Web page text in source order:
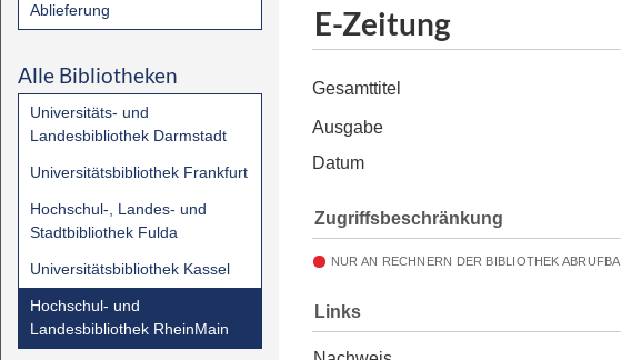
Ablieferung
Alle Bibliotheken
Universitäts- und
Landesbibliothek Darmstadt
Universitätsbibliothek Frankfurt
Hochschul-, Landes- und
Stadtbibliothek Fulda
Universitätsbibliothek Kassel
Hochschul- und
Landesbibliothek RheinMain
E-Zeitung
Gesamttitel
Ausgabe
Datum
Zugriffsbeschränkung
NUR AN RECHNERN DER BIBLIOTHEK
Links